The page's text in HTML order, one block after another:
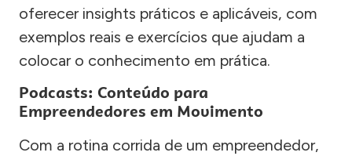
oferecer insights práticos e aplicáveis, com
exemplos reais e exercícios que ajudam a
colocar o conhecimento em prática.
Podcasts: Conteúdo para
Empreendedores em Movimento
Com a rotina corrida de um empreendedor,